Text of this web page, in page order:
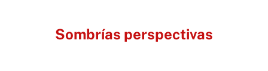
Sombrías perspectivas